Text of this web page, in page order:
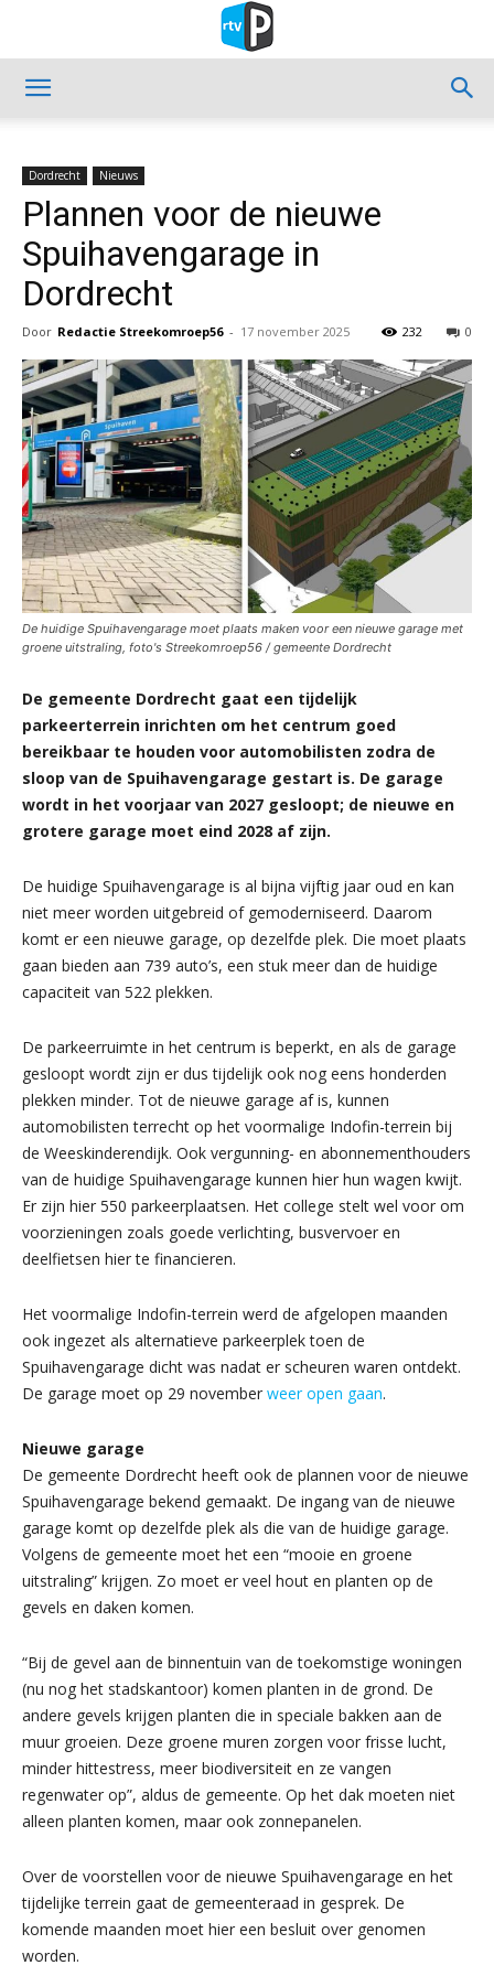
Dordrecht Nieuws
Plannen voor de nieuwe
Spuihavengarage in
Dordrecht
Door Redactie Streekomroep56 - 17 november 2025 0
232
De huidige Spuihavengarage moet plaats maken voor een nieuwe garage met
groene uitstraling, foto's Streekomroep56 / gemeente Dordrecht
De gemeente Dordrecht gaat een tijdelijk
parkeerterrein inrichten om het centrum goed
bereikbaar te houden voor automobilisten zodra de
sloop van de Spuihavengarage gestart is. De garage
wordt in het voorjaar van 2027 gesloopt; de nieuwe en
grotere garage moet eind 2028 af zijn.
De huidige Spuihavengarage is al bijna vijftig jaar oud en kan
niet meer worden uitgebreid of gemoderniseerd. Daarom
komt er een nieuwe garage, op dezelfde plek. Die moet plaats
gaan bieden aan 739 auto’s, een stuk meer dan de huidige
capaciteit van 522 plekken.
De parkeerruimte in het centrum is beperkt, en als de garage
gesloopt wordt zijn er dus tijdelijk ook nog eens honderden
plekken minder. Tot de nieuwe garage af is, kunnen
automobilisten terrecht op het voormalige Indofin-terrein bij
de Weeskinderendijk. Ook vergunning- en abonnementhouders
van de huidige Spuihavengarage kunnen hier hun wagen kwijt.
Er zijn hier 550 parkeerplaatsen. Het college stelt wel voor om
voorzieningen zoals goede verlichting, busvervoer en
deelfietsen hier te financieren.
Het voormalige Indofin-terrein werd de afgelopen maanden
ook ingezet als alternatieve parkeerplek toen de
Spuihavengarage dicht was nadat er scheuren waren ontdekt.
De garage moet op 29 november weer open gaan.
Nieuwe garage
De gemeente Dordrecht heeft ook de plannen voor de nieuwe
Spuihavengarage bekend gemaakt. De ingang van de nieuwe
garage komt op dezelfde plek als die van de huidige garage.
Volgens de gemeente moet het een “mooie en groene
uitstraling” krijgen. Zo moet er veel hout en planten op de
gevels en daken komen.
“Bij de gevel aan de binnentuin van de toekomstige woningen
(nu nog het stadskantoor) komen planten in de grond. De
andere gevels krijgen planten die in speciale bakken aan de
muur groeien. Deze groene muren zorgen voor frisse lucht,
minder hittestress, meer biodiversiteit en ze vangen
regenwater op”, aldus de gemeente. Op het dak moeten niet
alleen planten komen, maar ook zonnepanelen.
Over de voorstellen voor de nieuwe Spuihavengarage en het
tijdelijke terrein gaat de gemeenteraad in gesprek. De
komende maanden moet hier een besluit over genomen
worden.